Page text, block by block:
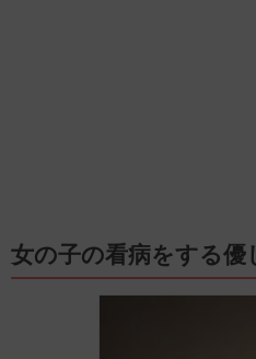
女の子の看病をする優